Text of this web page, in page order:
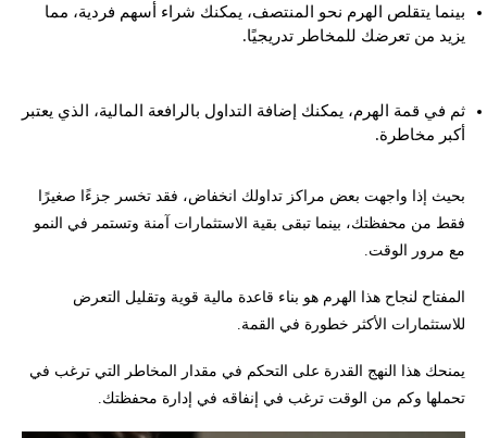
بينما يتقلص الهرم نحو المنتصف، يمكنك شراء أسهم فردية، مما
يزيد من تعرضك للمخاطر تدريجيًا.
ثم في قمة الهرم، يمكنك إضافة التداول بالرافعة المالية، الذي يعتبر
أكبر مخاطرة.
بحيث إذا واجهت بعض مراكز تداولك انخفاض، فقد تخسر جزءًا صغيرًا
فقط من محفظتك، بينما تبقى بقية الاستثمارات آمنة وتستمر في النمو
مع مرور الوقت.
المفتاح لنجاح هذا الهرم هو بناء قاعدة مالية قوية وتقليل التعرض
للاستثمارات الأكثر خطورة في القمة.
يمنحك هذا النهج القدرة على التحكم في مقدار المخاطر التي ترغب في
تحملها وكم من الوقت ترغب في إنفاقه في إدارة محفظتك.